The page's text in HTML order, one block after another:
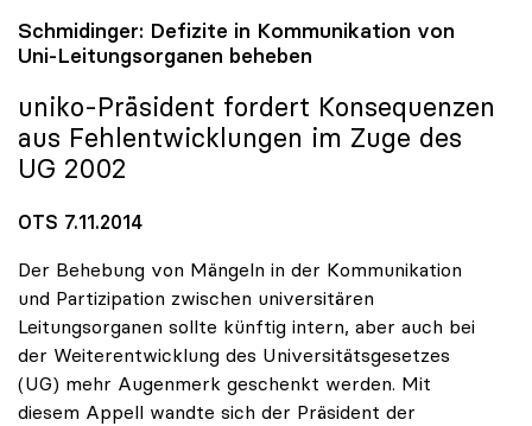
Schmidinger: Defizite in Kommunikation von
Uni-Leitungsorganen beheben
uniko-Präsident fordert Konsequenzen
aus Fehlentwicklungen im Zuge des
UG 2002
OTS 7.11.2014
Der Behebung von Mängeln in der Kommunikation
und Partizipation zwischen universitären
Leitungsorganen sollte künftig intern, aber auch bei
der Weiterentwicklung des Universitätsgesetzes
(UG) mehr Augenmerk geschenkt werden. Mit
diesem Appell wandte sich der Präsident der